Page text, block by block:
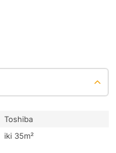
Toshiba
iki 35m²